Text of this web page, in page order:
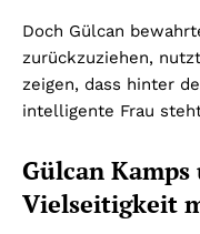
Doch Gülcan
zurückzuziehen,
zeigen, dass hinter
intelligente Frau
Gülcan
Vielseitigkeit